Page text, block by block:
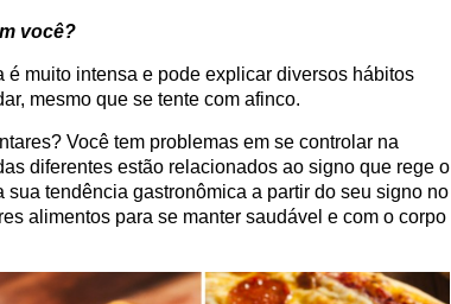
você?
é muito intensa e pode explicar diversos hábitos
mesmo que se tente com afinco.
Você tem problemas em se controlar na
diferentes estão relacionados ao signo que rege o
tendência gastronômica a partir do seu signo no
alimentos para se manter saudável e com o corpo